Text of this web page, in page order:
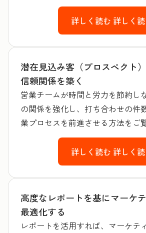
詳しく読む 詳しく
潜在見込み客（プロスペクト）
信頼関係を築く
営業チームが時間と労力を節約し
の関係を強化し、打ち合わせの件
業プロセスを前進させる方法をご
詳しく読む 詳しく
高度なレポートを基にマーケ
最適化する
レポートを活用すれば、マーケテ